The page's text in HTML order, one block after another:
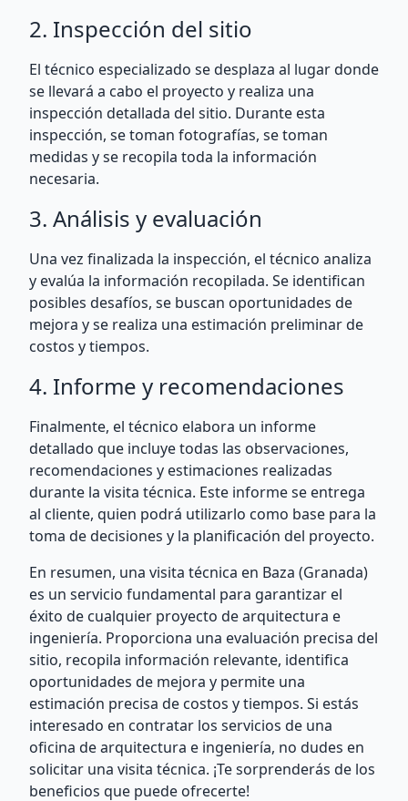
2. Inspección del sitio
El técnico especializado se desplaza al lugar donde
se llevará a cabo el proyecto y realiza una
inspección detallada del sitio. Durante esta
inspección, se toman fotografías, se toman
medidas y se recopila toda la información
necesaria.
3. Análisis y evaluación
Una vez finalizada la inspección, el técnico analiza
y evalúa la información recopilada. Se identifican
posibles desafíos, se buscan oportunidades de
mejora y se realiza una estimación preliminar de
costos y tiempos.
4. Informe y recomendaciones
Finalmente, el técnico elabora un informe
detallado que incluye todas las observaciones,
recomendaciones y estimaciones realizadas
durante la visita técnica. Este informe se entrega
al cliente, quien podrá utilizarlo como base para la
toma de decisiones y la planificación del proyecto.
En resumen, una visita técnica en Baza (Granada)
es un servicio fundamental para garantizar el
éxito de cualquier proyecto de arquitectura e
ingeniería. Proporciona una evaluación precisa del
sitio, recopila información relevante, identifica
oportunidades de mejora y permite una
estimación precisa de costos y tiempos. Si estás
interesado en contratar los servicios de una
oficina de arquitectura e ingeniería, no dudes en
solicitar una visita técnica. ¡Te sorprenderás de los
beneficios que puede ofrecerte!